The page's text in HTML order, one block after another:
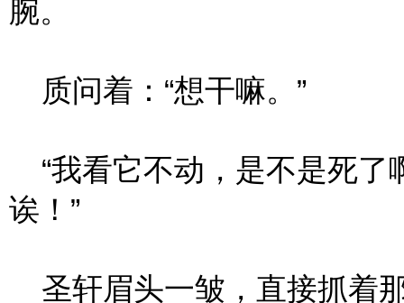
腕。
质问着：“想干嘛。”
“我看它不动，是不是死了
诶！”
圣轩眉头一皱，直接抓着